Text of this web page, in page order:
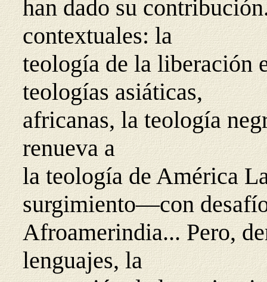
han dado su
contextuales: la
teología de la liberación
teologías asiáticas,
africanas, la teología
renueva a
la teología de América
surgimiento—con
Afroamerindia... Pero,
lenguajes, la